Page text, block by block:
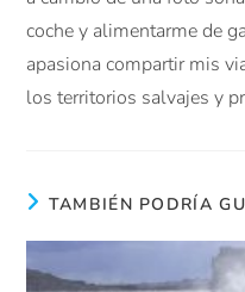
coche y alimentarme de
apasiona compartir mis
los territorios salvajes y
TAMBIÉN PODRÍA